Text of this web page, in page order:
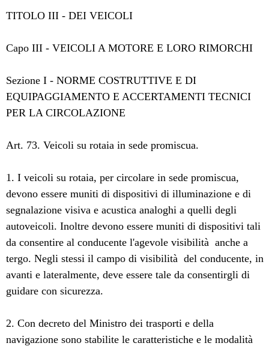
TITOLO III - DEI VEICOLI
Capo III - VEICOLI A MOTORE E LORO RIMORCHI
Sezione I - NORME COSTRUTTIVE E DI
EQUIPAGGIAMENTO E ACCERTAMENTI TECNICI
PER LA CIRCOLAZIONE
Art. 73. Veicoli su rotaia in sede promiscua.
1. I veicoli su rotaia, per circolare in sede promiscua,
devono essere muniti di dispositivi di illuminazione e di
segnalazione visiva e acustica analoghi a quelli degli
autoveicoli. Inoltre devono essere muniti di dispositivi tali
da consentire al conducente l'agevole visibilità anche a
tergo. Negli stessi il campo di visibilità del conducente, in
avanti e lateralmente, deve essere tale da consentirgli di
guidare con sicurezza.
2. Con decreto del Ministro dei trasporti e della
navigazione sono stabilite le caratteristiche e le modalità